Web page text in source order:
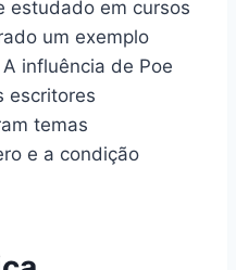
estudado em cursos
um exemplo
influência de Poe
escritores
temas
e a condição